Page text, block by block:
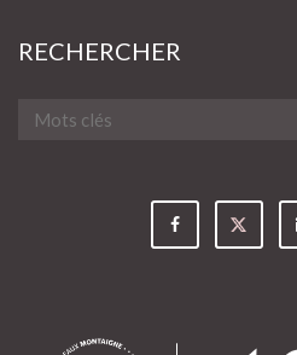
RECHERCHER